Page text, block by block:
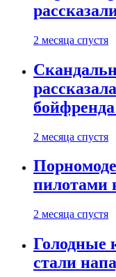
2 месяца спустя
2 месяца спустя
пилотами
2 месяца спустя
Голодные
стали